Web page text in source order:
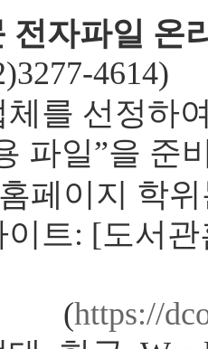
전자파일 온
4614)
선정하여
파일”을 준
지 학위논
: [도서관
https://